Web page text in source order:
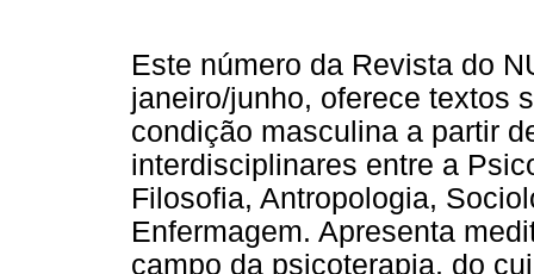
Este número da Revista do
janeiro/junho, oferece textos
condição masculina a partir
interdisciplinares entre a
Filosofia, Antropologia,
Enfermagem. Apresenta
campo da psicoterapia, do